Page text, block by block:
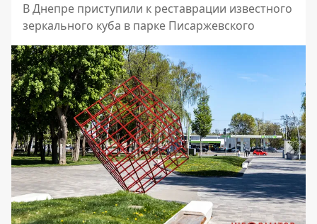
В Днепре приступили к реставрации известного
зеркального куба в парке Писаржевского